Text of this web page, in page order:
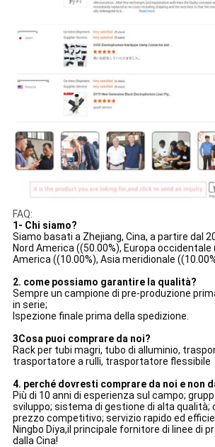
FAQ:
1- Chi siamo?
Siamo basati a Zhejiang, Cina, a partire dal
Nord America ((50.00%), Europa occidentale
America ((10.00%), Asia meridionale
2. come possiamo garantire la qualità?
Sempre un campione di pre-produzione
in serie;
Ispezione finale prima della spedizione.
3Cosa puoi comprare da noi?
Rack per tubi magri, tubo di alluminio,
trasportatore a rulli, trasportatore flessibile
4. perché dovresti comprare da noi e non
Più di 10 anni di esperienza sul campo;
sviluppo; sistema di gestione di alta qualità;
prezzo competitivo; servizio rapido ed
Ningbo Diya,il principale fornitore di linee di
dalla Cina!